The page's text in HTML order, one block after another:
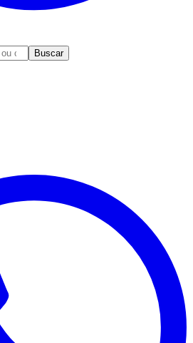
Buscar